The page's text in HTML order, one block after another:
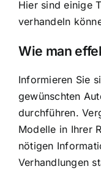
Hier sind einige
verhandeln
Wie man
Informieren Sie
gewünschten
durchführen.
Modelle in Ihrer
nötigen
Verhandlungen